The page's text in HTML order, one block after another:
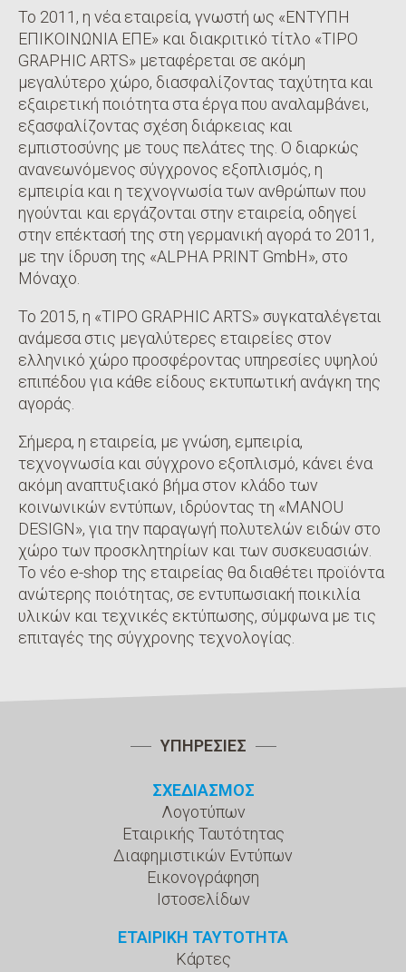
Το 2011, η νέα εταιρεία, γνωστή ως «ΕΝΤΥΠΗ
ΕΠΙΚΟΙΝΩΝΙΑ ΕΠΕ» και διακριτικό τίτλο «TIPO
GRAPHIC ARTS» μεταφέρεται σε ακόμη
μεγαλύτερο χώρο, διασφαλίζοντας ταχύτητα και
εξαιρετική ποιότητα στα έργα που αναλαμβάνει,
εξασφαλίζοντας σχέση διάρκειας και
εμπιστοσύνης με τους πελάτες της. Ο διαρκώς
ανανεωνόμενος σύγχρονος εξοπλισμός, η
εμπειρία και η τεχνογνωσία των ανθρώπων που
ηγούνται και εργάζονται στην εταιρεία, οδηγεί
στην επέκτασή της στη γερμανική αγορά το 2011,
με την ίδρυση της «ALPHA PRINT GmbH», στο
Μόναχο.
Το 2015, η «TIPO GRAPHIC ARTS» συγκαταλέγεται
ανάμεσα στις μεγαλύτερες εταιρείες στον
ελληνικό χώρο προσφέροντας υπηρεσίες υψηλού
επιπέδου για κάθε είδους εκτυπωτική ανάγκη της
αγοράς.
Σήμερα, η εταιρεία, με γνώση, εμπειρία,
τεχνογνωσία και σύγχρονο εξοπλισμό, κάνει ένα
ακόμη αναπτυξιακό βήμα στον κλάδο των
κοινωνικών εντύπων, ιδρύοντας τη «MANOU
DESIGN», για την παραγωγή πολυτελών ειδών στο
χώρο των προσκλητηρίων και των συσκευασιών.
Το νέο e-shop της εταιρείας θα διαθέτει προϊόντα
ανώτερης ποιότητας, σε εντυπωσιακή ποικιλία
υλικών και τεχνικές εκτύπωσης, σύμφωνα με τις
επιταγές της σύγχρονης τεχνολογίας.
ΥΠΗΡΕΣΙΕΣ
ΣΧΕΔΙΑΣΜΟΣ
Λογοτύπων
Εταιρικής Ταυτότητας
Διαφημιστικών Εντύπων
Εικονογράφηση
Ιστοσελίδων
ΕΤΑΙΡΙΚΗ ΤΑΥΤΟΤΗΤΑ
Κάρτες